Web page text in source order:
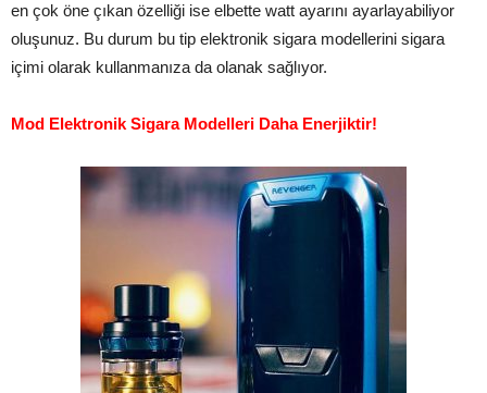
en çok öne çıkan özelliği ise elbette watt ayarını ayarlayabiliyor
oluşunuz. Bu durum bu tip elektronik sigara modellerini sigara
içimi olarak kullanmanıza da olanak sağlıyor.
Mod Elektronik Sigara Modelleri Daha Enerjiktir!